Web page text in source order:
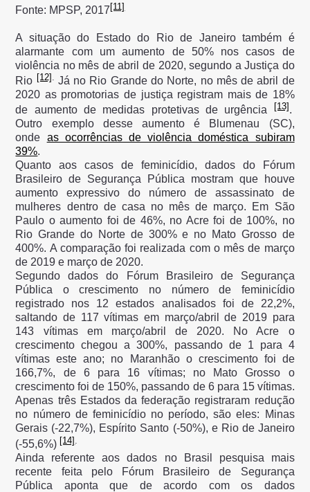
Fonte: MPSP, 2017[11]
A situação do Estado do Rio de Janeiro também é
alarmante com um aumento de 50% nos casos de
violência no mês de abril de 2020, segundo a Justiça do
Rio [12]
Já no Rio Grande do Norte, no mês de abril de
2020 as promotorias de justiça registram mais de 18%
de aumento de medidas protetivas de urgência
[13] .
Outro exemplo desse aumento é Blumenau (SC),
onde as ocorrências de violência doméstica subiram
39%.
Quanto aos casos de feminicídio, dados do Fórum
Brasileiro de Segurança Pública mostram que houve
aumento expressivo do número de assassinato de
mulheres dentro de casa no mês de março. Em São
Paulo o aumento foi de 46%, no Acre foi de 100%, no
Rio Grande do Norte de 300% e no Mato Grosso de
400%. A comparação foi realizada com o mês de março
de 2019 e março de 2020.
Segundo dados do Fórum Brasileiro de Segurança
Pública o crescimento no número de feminicídio
registrado nos 12 estados analisados foi de 22,2%,
saltando de 117 vítimas em março/abril de 2019 para
143 vítimas em março/abril de 2020. No Acre o
crescimento chegou a 300%, passando de 1 para 4
vítimas este ano; no Maranhão o crescimento foi de
166,7%, de 6 para 16 vítimas; no Mato Grosso o
crescimento foi de 150%, passando de 6 para 15 vítimas.
Apenas três Estados da federação registraram redução
no número de feminicídio no período, são eles: Minas
Gerais (-22,7%), Espírito Santo (-50%), e Rio de Janeiro
(-55,6%) [14]
Ainda referente aos dados no Brasil pesquisa mais
recente feita pelo Fórum Brasileiro de Segurança
Pública aponta que de acordo com os dados